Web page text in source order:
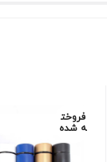
فروخت
ه شده